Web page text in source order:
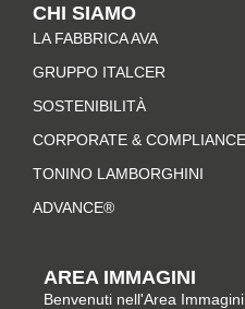
a
g
r
a
m
b
o
o
k
-
f
r
e
t
CHI SIAMO
LA FABBRICA AVA
GRUPPO ITALCER
SOSTENIBILITÀ
CORPORATE & COMPLIANCE
TONINO LAMBORGHINI
ADVANCE®
AREA IMMAGINI
Benvenuti nell'Area